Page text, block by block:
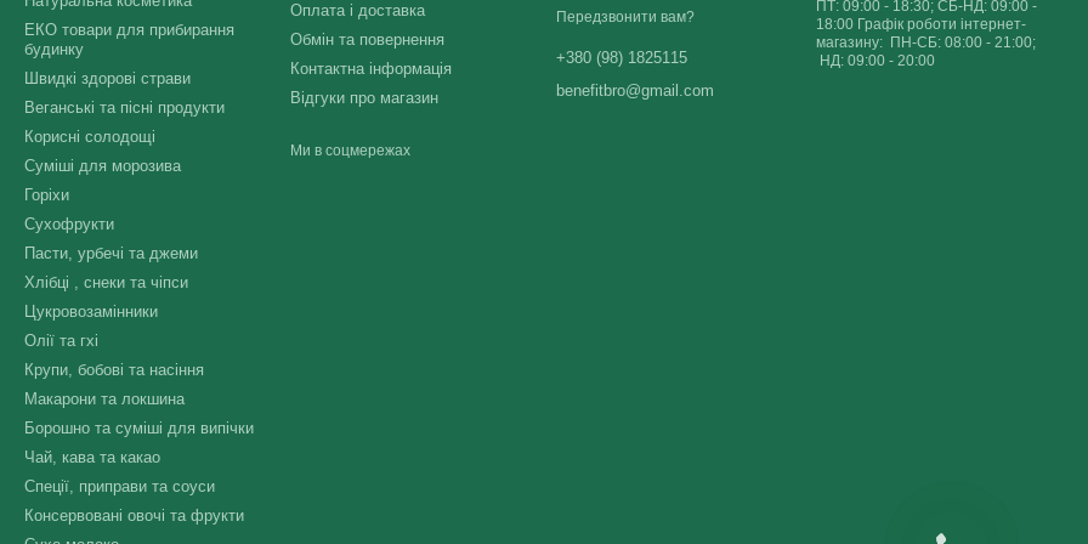
ЕКО товари для прибирання
будинку
Швидкі здорові страви
Веганські та пісні продукти
Корисні солодощі
Суміші для морозива
Горіхи
Сухофрукти
Пасти, урбечі та джеми
Хлібці , снеки та чіпси
Цукровозамінники
Олії та гхі
Крупи, бобові та насіння
Макарони та локшина
Борошно та суміші для випічки
Чай, кава та какао
Спеції, приправи та соуси
Консервовані овочі та фрукти
Оплата і доставка
Обмін та повернення
Контактна інформація
Відгуки про магазин
Ми в соцмережах
Передзвонити вам?
+380 (98) 1825115
benefitbro@gmail.com
ПТ: 09:00 - 18:30; СБ-НД: 09:00 -
18:00 Графік роботи інтернет-
магазину: ПН-СБ: 08:00 - 21:00;
НД: 09:00 - 20:00